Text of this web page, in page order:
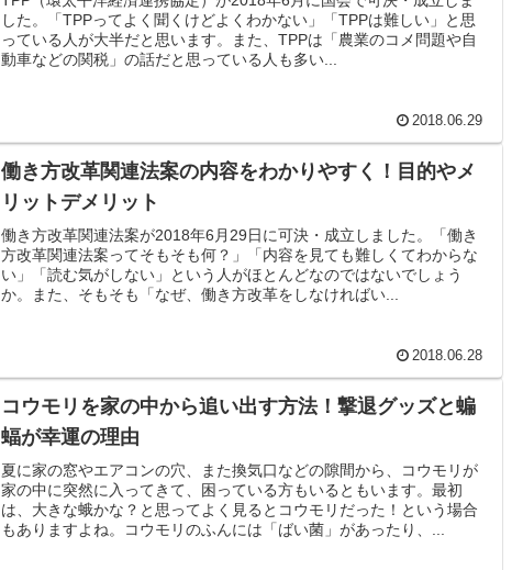
した。「TPPってよく聞くけどよくわかない」「TPPは難しい」と思
っている人が大半だと思います。また、TPPは「農業のコメ問題や自
動車などの関税」の話だと思っている人も多い...
2018.06.29
働き方改革関連法案の内容をわかりやすく！目的やメ
リットデメリット
働き方改革関連法案が2018年6月29日に可決・成立しました。「働き
方改革関連法案ってそもそも何？」「内容を見ても難しくてわからな
い」「読む気がしない」という人がほとんどなのではないでしょう
か。また、そもそも「なぜ、働き方改革をしなければい...
2018.06.28
コウモリを家の中から追い出す方法！撃退グッズと蝙
蝠が幸運の理由
夏に家の窓やエアコンの穴、また換気口などの隙間から、コウモリが
家の中に突然に入ってきて、困っている方もいるともいます。最初
は、大きな蛾かな？と思ってよく見るとコウモリだった！という場合
もありますよね。コウモリのふんには「ばい菌」があったり、...